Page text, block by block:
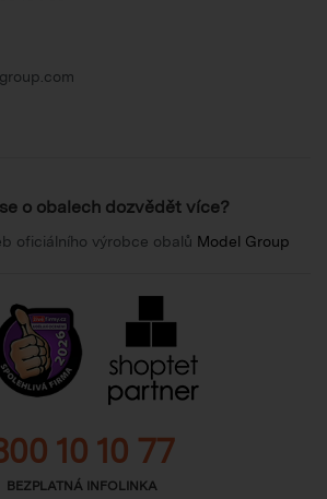
o obalech dozvědět více?
oficiálního výrobce obalů Model Group
10 10 77
BEZPLATNÁ INFOLINKA